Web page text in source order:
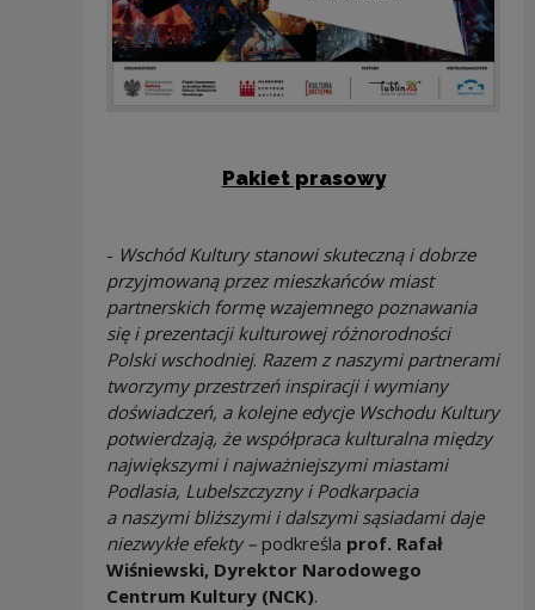
Pakiet prasowy
- Wschód Kultury stanowi skuteczną i dobrze
przyjmowaną przez mieszkańców miast
partnerskich formę wzajemnego poznawania
się i prezentacji kulturowej różnorodności
Polski wschodniej. Razem z naszymi partnerami
tworzymy przestrzeń inspiracji i wymiany
doświadczeń, a kolejne edycje Wschodu Kultury
potwierdzają, że współpraca kulturalna między
największymi i najważniejszymi miastami
Podlasia, Lubelszczyzny i Podkarpacia
a naszymi bliższymi i dalszymi sąsiadami daje
niezwykłe efekty – podkreśla prof. Rafał
Wiśniewski, Dyrektor Narodowego
Centrum Kultury (NCK).